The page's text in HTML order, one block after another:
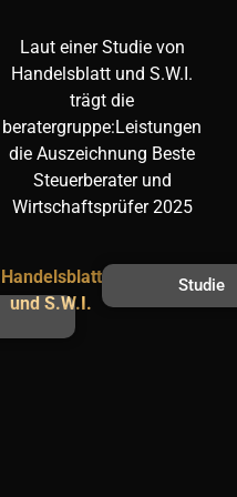
Laut einer Studie von
Handelsblatt und S.W.I.
trägt die
beratergruppe:Leistungen
die Auszeichnung Beste
Steuerberater und
Wirtschaftsprüfer 2025
Handelsblatt
und S.W.I.
Studie